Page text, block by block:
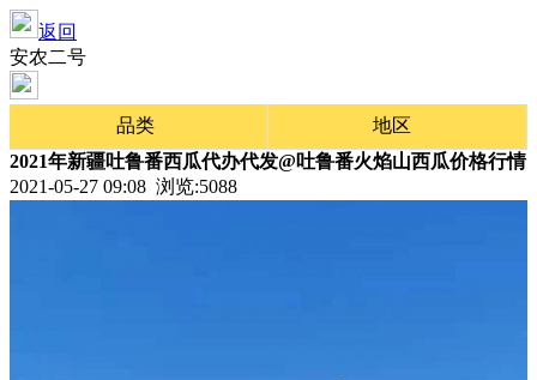
返回
安农二号
品类
地区
2021年新疆吐鲁番西瓜代办代发@吐鲁番火焰山西瓜价格行情
2021-05-27 09:08 浏览:5088